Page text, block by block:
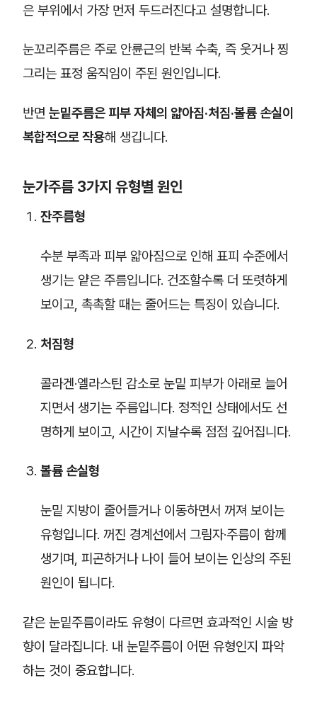
은 부위에서 가장 먼저 두드러진다고 설명합니다.
눈꼬리주름은 주로 안륜근의 반복 수축, 즉 웃거나 찡
그리는 표정 움직임이 주된 원인입니다.
반면 눈밑주름은 피부 자체의 얇아짐·처짐·볼륨 손실이
복합적으로 작용해 생깁니다.
눈가주름 3가지 유형별 원인
잔주름형
수분 부족과 피부 얇아짐으로 인해 표피 수준에서
생기는 얕은 주름입니다. 건조할수록 더 또렷하게
보이고, 촉촉할 때는 줄어드는 특징이 있습니다.
처짐형
콜라겐·엘라스틴 감소로 눈밑 피부가 아래로 늘어
지면서 생기는 주름입니다. 정적인 상태에서도 선
명하게 보이고, 시간이 지날수록 점점 깊어집니다.
볼륨 손실형
눈밑 지방이 줄어들거나 이동하면서 꺼져 보이는
유형입니다. 꺼진 경계선에서 그림자·주름이 함께
생기며, 피곤하거나 나이 들어 보이는 인상의 주된
원인이 됩니다.
같은 눈밑주름이라도 유형이 다르면 효과적인 시술 방
향이 달라집니다. 내 눈밑주름이 어떤 유형인지 파악
하는 것이 중요합니다.